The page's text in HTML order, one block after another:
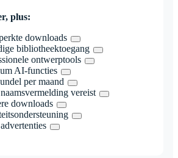
plus:
downloads
bibliotheektoegang
ontwerptools
AI-functies
per maand
vereist
downloads